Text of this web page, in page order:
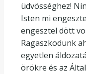
üdvösséghez!
Isten mi
engesztel dött
Ragaszkodunk
egyetlen
örökre és az